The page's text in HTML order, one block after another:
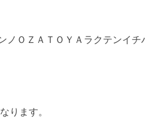
ノＯＺＡＴＯＹＡラクテンイチ
ります。